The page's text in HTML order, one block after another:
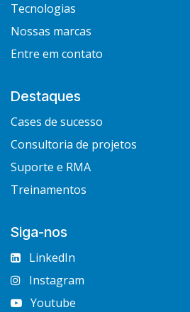
Tecnologias
Nossas marcas
Entre em contato
Destaques
Cases de sucesso
Consultoria de projetos
Suporte e RMA
Treinamentos
Siga-nos
LinkedIn
Instagram
Youtube